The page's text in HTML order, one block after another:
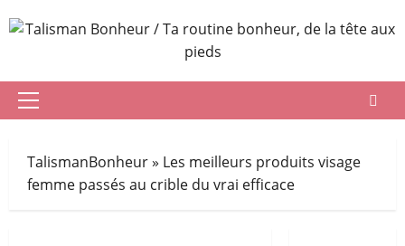
au
Menu
TalismanBonheur» Les meilleurs produits visage
femme passés au crible du vrai efficace